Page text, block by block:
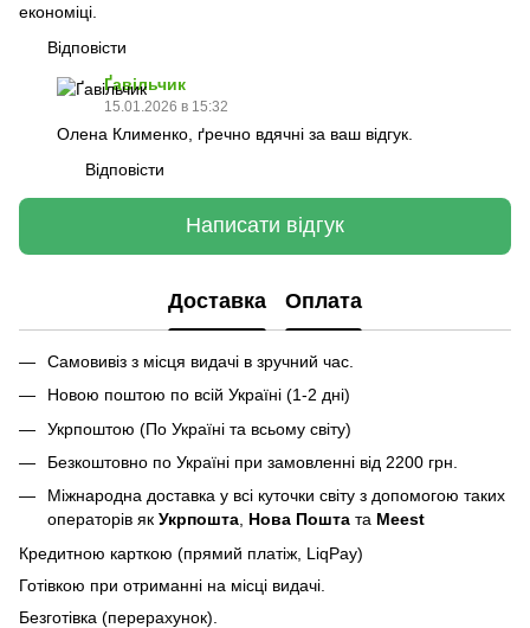
економіці.
Відповісти
Ґавільчик
15.01.2026 в 15:32
Олена Клименко, ґречно вдячні за ваш відгук.
Відповісти
Написати відгук
Доставка Оплата
Самовивіз з місця видачі в зручний час.
Новою поштою по всій Україні (1-2 дні)
Укрпоштою (По Україні та всьому світу)
Безкоштовно по Україні при замовленні від 2200 грн.
Міжнародна доставка у всі куточки світу з допомогою таких
операторів як Укрпошта, Нова Пошта та Meest
Кредитною карткою (прямий платіж, LiqPay)
Готівкою при отриманні на місці видачі.
Безготівка (перерахунок).